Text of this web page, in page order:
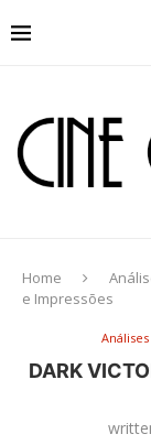
Home
e Impressões
Análises
DARK